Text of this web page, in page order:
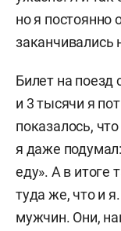
но я постоянно
заканчивались
Билет на поезд
и 3 тысячи я
показалось,
я даже
еду». А в итоге
туда же, что и
мужчин. Они,